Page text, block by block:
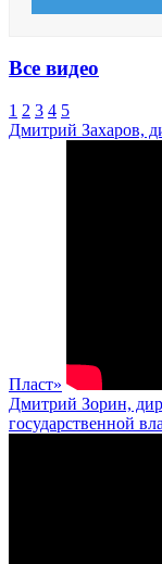
Все видео
1 2 3 4 5
Дмитрий Захаров,
Пласт»
Дмитрий Зорин,
государственной